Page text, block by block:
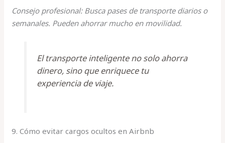
Consejo profesional: Busca pases de transporte diarios o
semanales. Pueden ahorrar mucho en movilidad.
El transporte inteligente no solo ahorra
dinero, sino que enriquece tu
experiencia de viaje.
9. Cómo evitar cargos ocultos en Airbnb